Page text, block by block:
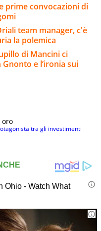
prime convocazioni di
team manager, c'è
la polemica
di Mancini ci
e l’ironia sui
oro
tra gli investimenti